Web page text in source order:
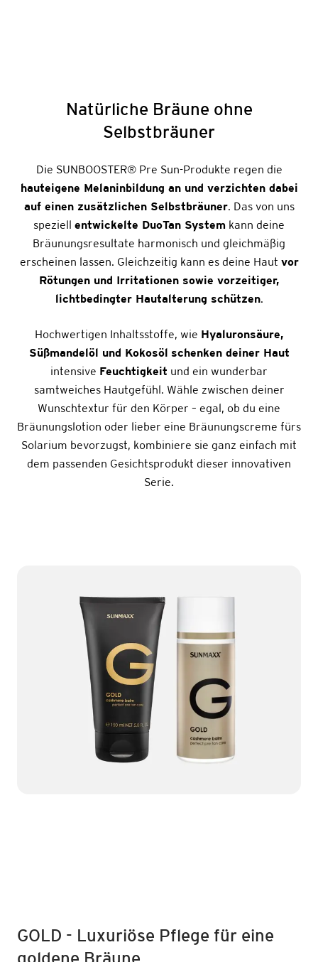
Natürliche Bräune ohne
Selbstbräuner
Die SUNBOOSTER®Pre Sun-Produkte regen die
hauteigene Melaninbildung an und verzichten dabei
auf einen zusätzlichen Selbstbräuner. Das von uns
speziell entwickelte DuoTan System kann deine
Bräunungsresultate harmonisch und gleichmäßig
erscheinen lassen. Gleichzeitig kann es deine Haut vor
Rötungen und Irritationen sowie vorzeitiger,
lichtbedingter Hautalterung schützen.
Hochwertigen Inhaltsstoffe, wie Hyaluronsäure,
Süßmandelöl und Kokosöl schenken deiner Haut
intensive Feuchtigkeit und ein wunderbar
samtweiches Hautgefühl. Wähle zwischen deiner
Wunschtextur für den Körper – egal, ob du eine
Bräunungslotion oder lieber eine Bräunungscreme fürs
Solarium bevorzugst, kombiniere sie ganz einfach mit
dem passenden Gesichtsprodukt dieser innovativen
Serie.
GOLD - Luxuriöse Pflege für eine